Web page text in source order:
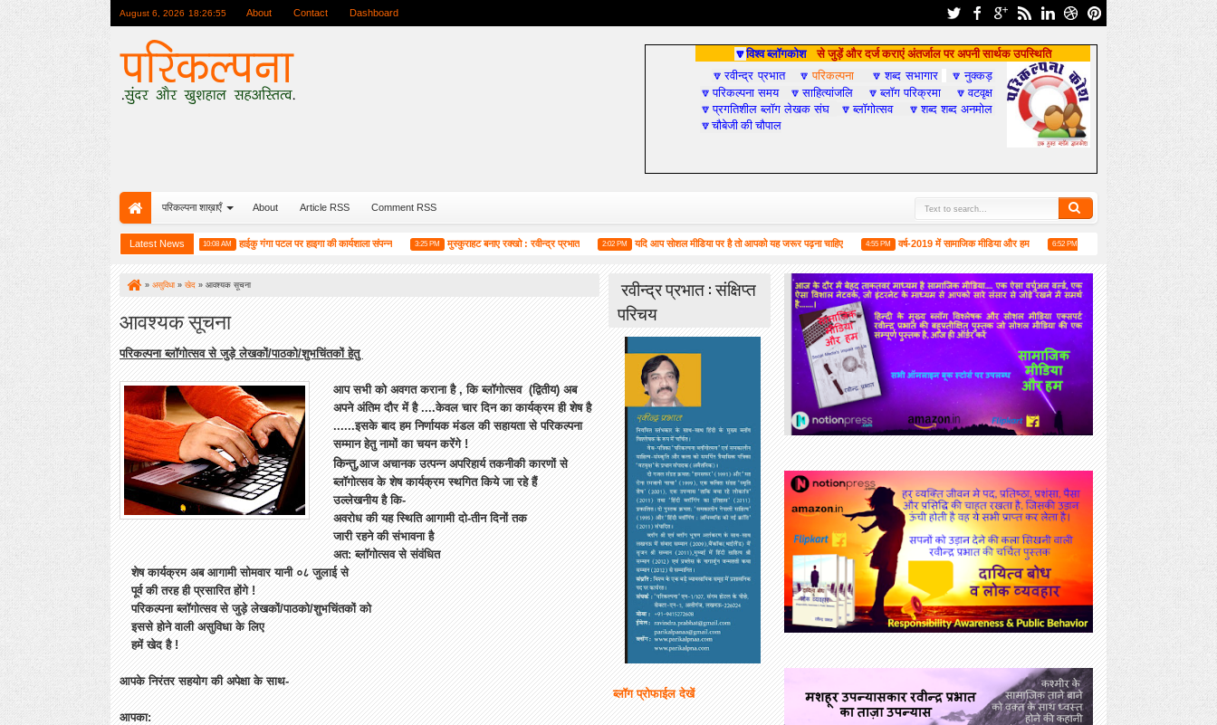
August 6, 2026 18:26:56 About Contact Dashboard
🔽विश्व ब्लॉगकोश से जुड़ें और दर्ज कराएं अंतर्जाल पर अपनी सार्थक उपस्थिति
🔽रवीन्द्र प्रभात 🔽परिकल्पना 🔽शब्द सभागार 🔽नुक्कड़
🔽परिकल्पना समय 🔽साहित्यांजलि 🔽ब्लॉग परिक्रमा 🔽वटवृक्ष
🔽प्रगतिशील ब्लॉग लेखक संघ 🔽ब्लॉगोत्सव 🔽शब्द शब्द अनमोल
🔽चौबेजी की चौपाल
परिकल्पना शाख़ाएँ About Article RSS Comment RSS
Latest News
यात्रा के सम्मान में एक विशेष आयोजन 10:08 AM हाईकु गंगा पटल पर हाइगा की कार्यशाला संपन्न 3:25 PM मुस्कुराहट बनाए रक्खो : रवीन्द्र प्रभात 2:02 PM यदि आप सोशल मीडिया पर है तो आपको यह जरूर पढ़ना चाहिए 4:55 PM वर्ष-2019 में सामाजिक मीडिया और हम 6:52 PM लंदन में 1 जून को मिलने की उद्घोषणा के साथ
» असुविधा » खेद » आवश्यक सूचना
आवश्यक सूचना
परिकल्पना ब्लॉगोत्सव से जुड़े लेखकों/पाठको/शुभचिंतकों हेतु
आप सभी को अवगत कराना है , कि ब्लॉगोत्सव (द्वितीय) अब
अपने अंतिम दौर में है ....केवल चार दिन का कार्यक्रम ही शेष है
......इसके बाद हम निर्णायक मंडल की सहायता से परिकल्पना
सम्मान हेतु नामों का चयन करेंगे !
किन्तु,आज अचानक उत्पन्न अपरिहार्य तकनीकी कारणों से
ब्लॉगोत्सव के शेष कार्यक्रम स्थगित किये जा रहे हैं
उल्लेखनीय है कि-
अवरोध की यह स्थिति आगामी दो-तीन दिनों तक
जारी रहने की संभावना है
अत: ब्लॉगोत्सव से संवंधित
शेष कार्यक्रम अब आगामी सोमवार यानी ०८ जुलाई से
पूर्व की तरह ही प्रसारित होंगे !
परिकल्पना ब्लॉगोत्सव से जुड़े लेखकों/पाठको/शुभचिंतकों को
इससे होने वाली असुविधा के लिए
हमें खेद है !
आपके निरंतर सहयोग की अपेक्षा के साथ-
आपका:
रवीन्द्र प्रभात : संक्षिप्त
परिचय
ब्लॉग प्रोफाईल देखें